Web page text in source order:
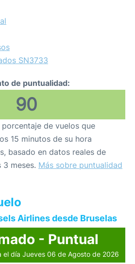
SN3733
de puntualidad:
90
de vuelos que
15 minutos de su hora
basado en datos reales de
meses. Más sobre puntualidad
Airlines desde Bruselas
- Puntual
el día Jueves 06 de Agosto de 2026